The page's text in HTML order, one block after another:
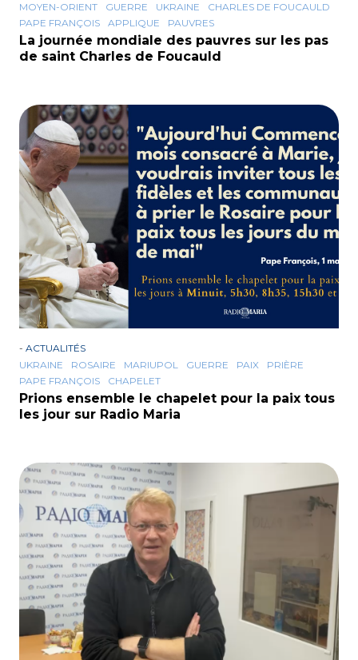
MOYEN-ORIENT
GUERRE UKRAINE
CHARLES DE FOUCAULD
PAPE FRANÇOIS
APPLIQUE PAUVRES
La journée mondiale des pauvres sur les pas
de saint Charles de Foucauld
- ACTUALITÉS
UKRAINE
ROSAIRE MARIUPOL GUERRE PAIX
PRIÈRE
PAPE FRANÇOIS
CHAPELET
Prions ensemble le chapelet pour la paix tous
les jour sur Radio Maria